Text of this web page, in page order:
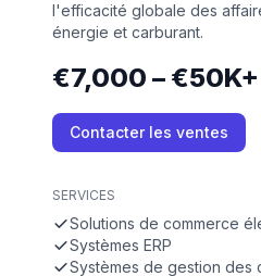
l'efficacité globale des
énergie et carburant.
€7,000 – €50K+
Contacter les ventes
SERVICES
Solutions de commerce
Systèmes ERP
Systèmes de gestion des